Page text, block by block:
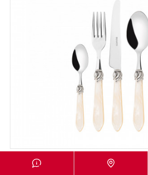
Set 24 pezzi in scatola Gallery - colore Avorio -